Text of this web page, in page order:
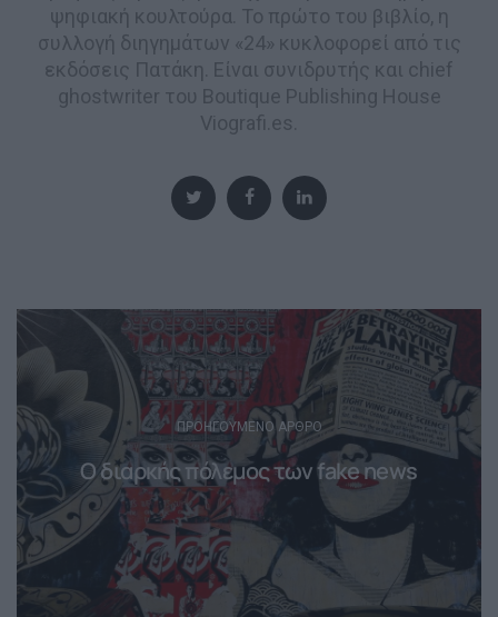
ψηφιακή κουλτούρα. Το πρώτο του βιβλίο, η
συλλογή διηγημάτων «24» κυκλοφορεί από τις
εκδόσεις Πατάκη. Είναι συνιδρυτής και chief
ghostwriter του Boutique Publishing House
Viografi.es.
Post
navigation
ΠΡΟΗΓΟΎΜΕΝΟ ΆΡΘΡΟ
O διαρκής πόλεμος των fake news